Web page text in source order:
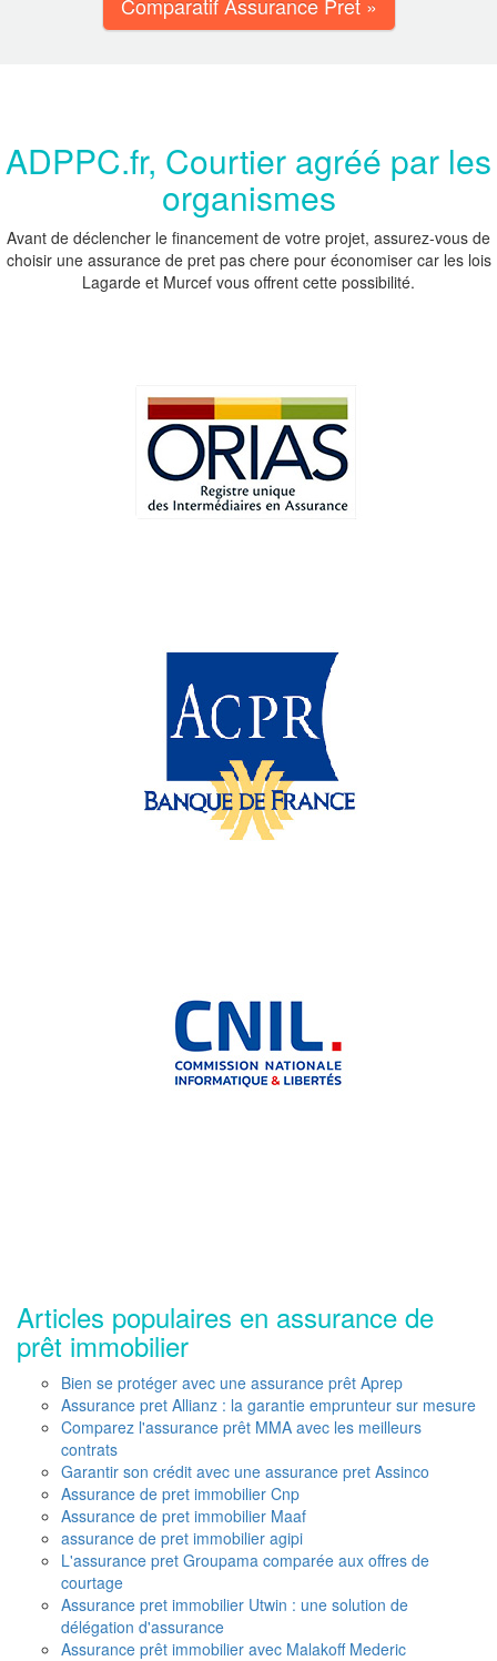
ADPPC.fr, Courtier agréé par les
organismes
Avant de déclencher le financement de votre projet, assurez-vous de
choisir une assurance de pret pas chere pour économiser car les lois
Lagarde et Murcef vous offrent cette possibilité.
Articles populaires en assurance de
prêt immobilier
Bien se protéger avec une assurance prêt Aprep
Assurance pret Allianz : la garantie emprunteur sur mesure
Comparez l'assurance prêt MMA avec les meilleurs
contrats
Garantir son crédit avec une assurance pret Assinco
Assurance de pret immobilier Cnp
Assurance de pret immobilier Maaf
assurance de pret immobilier agipi
L'assurance pret Groupama comparée aux offres de
courtage
Assurance pret immobilier Utwin : une solution de
délégation d'assurance
Assurance prêt immobilier avec Malakoff Mederic